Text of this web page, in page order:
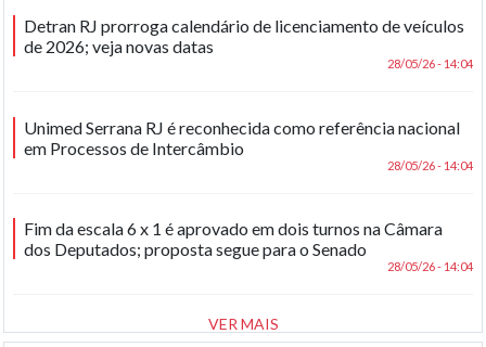
Detran RJ prorroga calendário de licenciamento de veículos
de 2026; veja novas datas
28/05/26 - 14:04
Unimed Serrana RJ é reconhecida como referência nacional
em Processos de Intercâmbio
28/05/26 - 14:04
Fim da escala 6 x 1 é aprovado em dois turnos na Câmara
dos Deputados; proposta segue para o Senado
28/05/26 - 14:04
VER MAIS